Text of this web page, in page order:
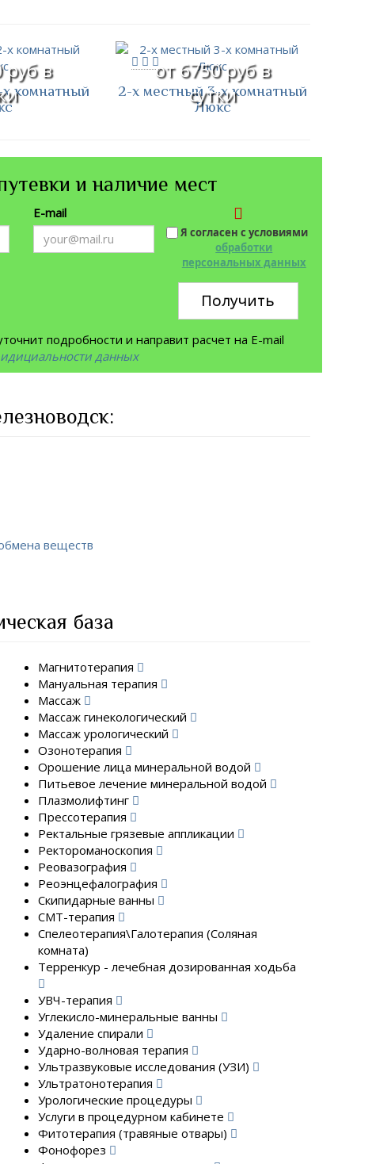
руб в
комнатный
от 6750 руб в
сутки
2-х местный 3-х комнатный
Люкс
и наличие мест
E-mail
Я согласен с условиями
обработки
персональных данных
Получить
подробности и направит расчет на E-mail
данных
веществ
база
Магнитотерапия
Мануальная терапия
Массаж
Массаж гинекологический
Массаж урологический
Озонотерапия
Орошение лица минеральной водой
Питьевое лечение минеральной водой
Плазмолифтинг
Прессотерапия
Ректальные грязевые аппликации
Ректороманоскопия
Реовазография
Реоэнцефалография
Скипидарные ванны
СМТ-терапия
Спелеотерапия\Галотерапия (Соляная
комната)
Терренкур - лечебная дозированная ходьба
УВЧ-терапия
Углекисло-минеральные ванны
Удаление спирали
Ударно-волновая терапия
Ультразвуковые исследования (УЗИ)
Ультратонотерапия
Урологические процедуры
Услуги в процедурном кабинете
Фитотерапия (травяные отвары)
Фонофорез